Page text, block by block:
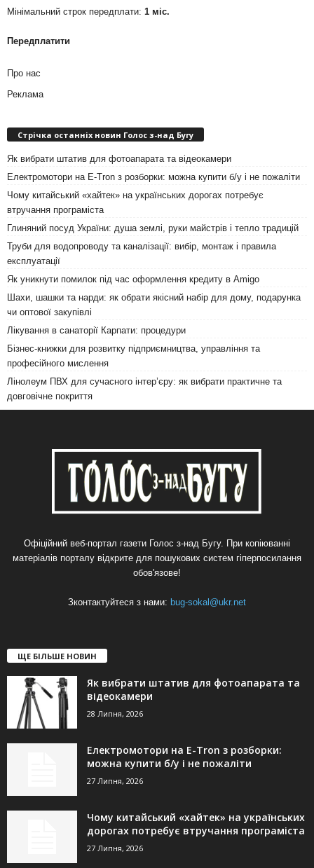
Мінімальний строк передплати: 1 міс.
Передплатити
Про нас
Реклама
Стрічка останніх новин Голос з-над Бугу
Як вибрати штатив для фотоапарата та відеокамери
Електромотори на E-Tron з розборки: можна купити б/у і не пожаліти
Чому китайський «хайтек» на українських дорогах потребує
втручання програміста
Глиняний посуд України: душа землі, руки майстрів і тепло традицій
Труби для водопроводу та каналізації: вибір, монтаж і правила
експлуатації
Як уникнути помилок під час оформлення кредиту в Amigo
Шахи, шашки та нарди: як обрати якісний набір для дому, подарунка
чи оптової закупівлі
Лікування в санаторії Карпати: процедури
Бізнес-книжки для розвитку підприємництва, управління та
професійного мислення
Лінолеум ПВХ для сучасного інтер’єру: як вибрати практичне та
довговічне покриття
Офіційний веб-портал газети Голос з-над Бугу. При копіюванні
матеріалів порталу відкрите для пошукових систем гіперпосилання
обов'язове!
Зконтактуйтеся з нами: bug-sokal@ukr.net
ЩЕ БІЛЬШЕ НОВИН
Як вибрати штатив для фотоапарата та
відеокамери
28 Липня, 2026
Електромотори на E-Tron з розборки:
можна купити б/у і не пожаліти
27 Липня, 2026
Чому китайський «хайтек» на українських
дорогах потребує втручання програміста
27 Липня, 2026